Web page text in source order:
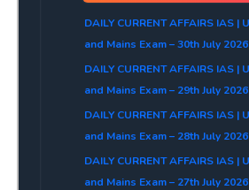
DAILY CURRENT AFFAIRS IAS |
and Mains Exam – 30th July 2026
DAILY CURRENT AFFAIRS IAS |
and Mains Exam – 29th July 2026
DAILY CURRENT AFFAIRS IAS |
and Mains Exam – 28th July 2026
DAILY CURRENT AFFAIRS IAS |
and Mains Exam – 27th July 2026